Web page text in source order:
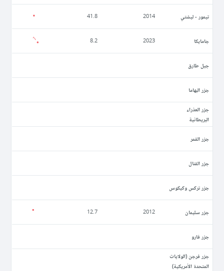
تيمور - ليشتي 2014
41.8
جامايكا 2023
8.2
جبل طارق
جزر البهاما
جزر العذراء
البريطانية
جزر القمر
جزر القنال
جزر تركس وكيكوس
جزر سليمان 2012
12.7
جزر فارو
جزر فرجن (الولايات
المتحدة الأمريكية)